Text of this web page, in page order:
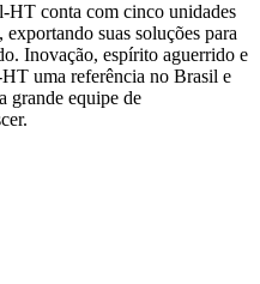
conta com cinco unidades
suas soluções para
Inovação, espírito aguerrido e
uma referência no Brasil e
grande equipe de